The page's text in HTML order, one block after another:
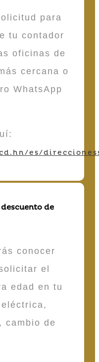
para
tu contador
oficinas de
cercana o
WhatsApp
es/
de
conocer
el
edad en tu
cambio de